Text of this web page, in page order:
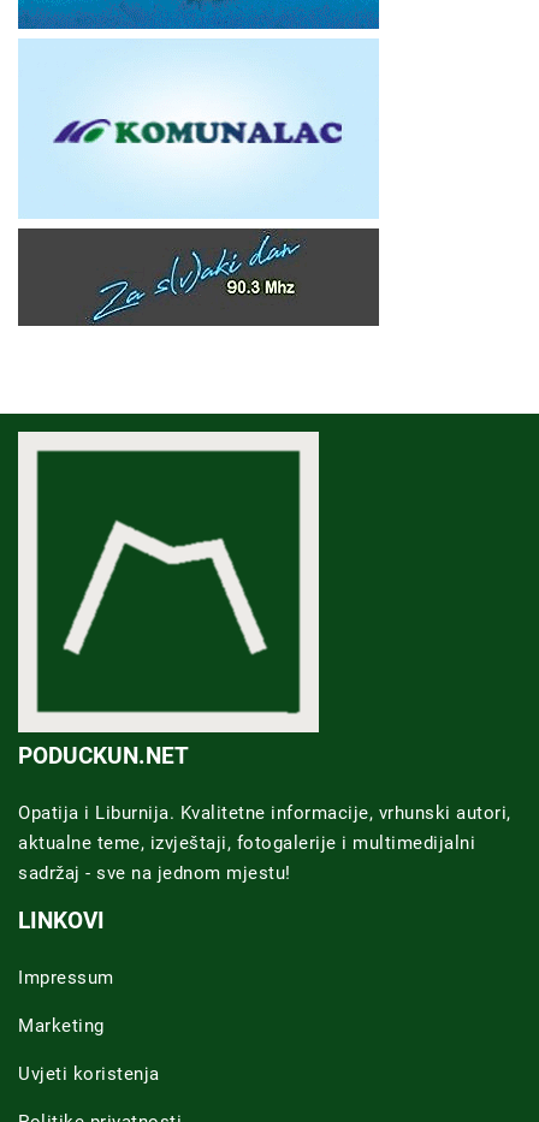
PODUCKUN.NET
Opatija i Liburnija. Kvalitetne informacije, vrhunski autori,
aktualne teme, izvještaji, fotogalerije i multimedijalni
sadržaj - sve na jednom mjestu!
LINKOVI
Impressum
Marketing
Uvjeti koristenja